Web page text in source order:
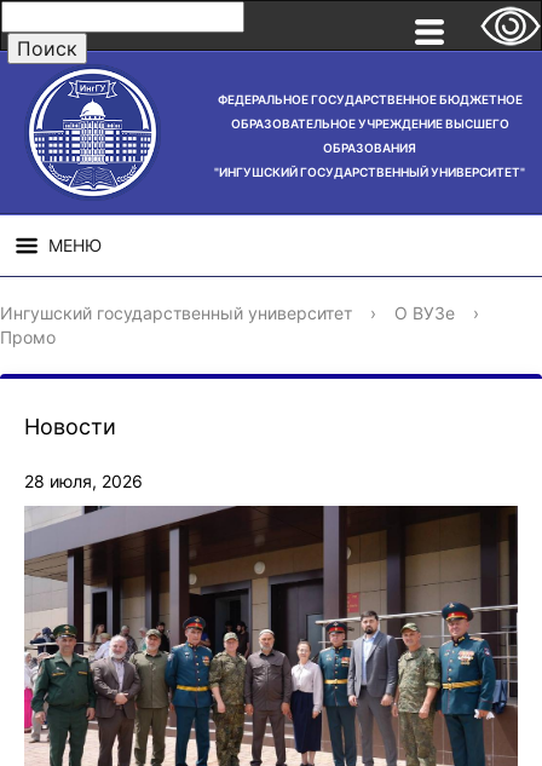
ФЕДЕРАЛЬНОЕ ГОСУДАРСТВЕННОЕ БЮДЖЕТНОЕ
ОБРАЗОВАТЕЛЬНОЕ УЧРЕЖДЕНИЕ ВЫСШЕГО
ОБРАЗОВАНИЯ
"ИНГУШСКИЙ ГОСУДАРСТВЕННЫЙ УНИВЕРСИТЕТ"
МЕНЮ
СВЕДЕНИЯ ОБ
ОБРАЗОВАТЕЛЬНОЙ
НАУЧНАЯ
ДЕЯТЕЛЬНОСТЬ
Ингушский государственный университет › О ВУЗе
›
Промо
Новости
28 июля, 2026